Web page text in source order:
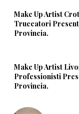
Make Up Artist
Truccatori
Provincia.
Make Up Artist
Professionisti
Provincia.